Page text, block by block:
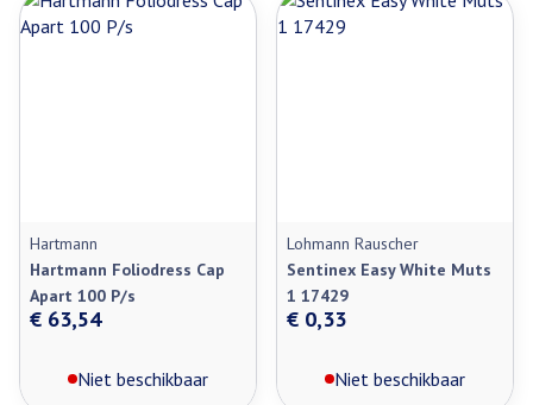
Hartmann
Hartmann Foliodress Cap
Apart 100 P/s
€ 63,54
Niet beschikbaar
Lohmann Rauscher
Sentinex Easy White Muts
1 17429
€ 0,33
Niet beschikbaar